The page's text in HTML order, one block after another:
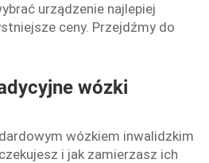
urządzenie najlepiej
ceny. Przejdźmy do
wózki
wózkiem inwalidzkim
i jak zamierzasz ich